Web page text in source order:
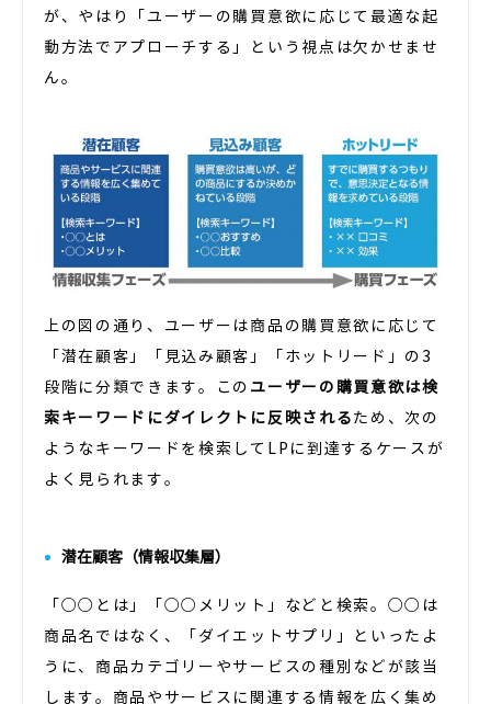
が、やはり「ユーザーの購買意欲に応じて最適な起
動方法でアプローチする」という視点は欠かせませ
ん。
上の図の通り、ユーザーは商品の購買意欲に応じて
「潜在顧客」「見込み顧客」「ホットリード」の3
段階に分類できます。この ユーザーの購買意欲は検
索キーワードにダイレクトに反映されるため、次の
ようなキーワードを検索してLPに到達するケースが
よく見られます。
潜在顧客（情報収集層）
「○○とは」「○○メリット」などと検索。○○は
商品名ではなく、「ダイエットサプリ」といったよ
うに、商品カテゴリーやサービスの種別などが該当
します。商品やサービスに関連する情報を広く集め